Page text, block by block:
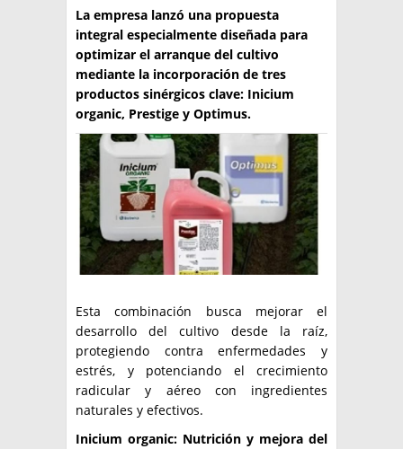
INTERES GENERAL
LA PAPA
RESOLUCIONES Y NORMATIVAS
ENLACES
ARGENPAPA
PUBLICIDAD
QUIENES SOMOS
CONTACTO
BUSCAR NOTICIAS
BUSCAR
La empresa lanzó una propuesta
integral especialmente diseñada para
optimizar el arranque del cultivo
mediante la incorporación de tres
productos sinérgicos clave: Inicium
organic, Prestige y Optimus.
Esta combinación busca mejorar el
desarrollo del cultivo desde la raíz,
protegiendo contra enfermedades y
estrés, y potenciando el crecimiento
radicular y aéreo con ingredientes
naturales y efectivos.
Inicium organic: Nutrición y mejora del